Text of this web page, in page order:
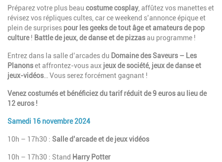
Préparez votre plus beau costume cosplay, affûtez vos manettes et
révisez vos répliques cultes, car ce weekend s’annonce épique et
plein de surprises pour les geeks de tout âge et amateurs de pop
culture! Battle de jeux, de danse et de pizzasau programme !
Entrez dans la salle d’arcades du Domaine des Saveurs – Les
Planonset affrontez-vous aux jeux de société, jeux de danse et
jeux-vidéos … Vous serez forcément gagnant !
Venez costumés et bénéficiez du tarif réduit de 9 euros au lieu de
12 euros !
Samedi 16 novembre 2024
10h – 17h30 : Salle d’arcade et de jeux vidéos
10h – 17h30 : Stand Harry Potter